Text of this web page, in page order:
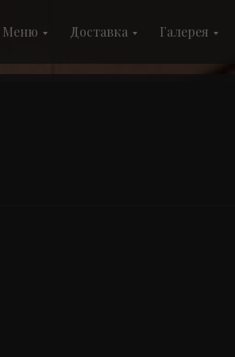
Меню Доставка Галерея